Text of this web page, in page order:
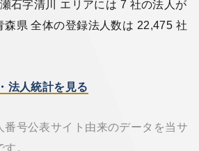
石字清川 エリアには 7 社の法人が
森県 全体の登録法人数は 22,475 社
法人統計を見る
号公表サイト由来のデータを当サ
。